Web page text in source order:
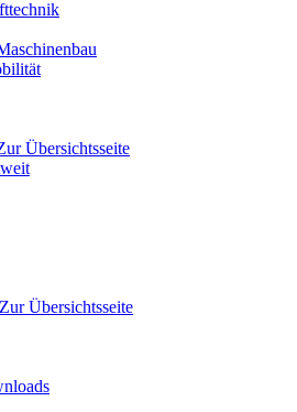
Übersichtsseite
Zur Übersichtsseite